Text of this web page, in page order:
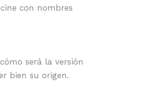
con nombres
será la versión
bien su origen.